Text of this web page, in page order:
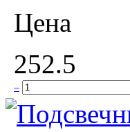
Цена
252.5
–